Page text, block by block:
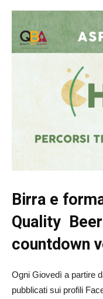
Birra e
Quality
countdown
Ogni Giovedì a partire
pubblicati sui profili